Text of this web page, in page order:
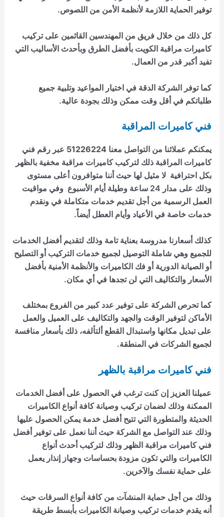
توفير الحماية اللازمة لأنظمة الأمن من اللصوص.
كل ذلك من خلال فريق من المهندسين القائمين على تركيب
كاميرات مراقبة الكويت بأفضل الطرق وبأحدث الأساليب التي
تفيد أكبر قدر من العمال.
كما توفر الشركة الدقة في اختيار المواعيد وتلبية جميع
طلباتكم في أقل وقت ممكن وذلك بجودة عالية.
فني كاميرات المراقبة
يمكنكم عملائنا من التواصل معنا 51226224 عبر رقم فني
كاميرات المراقبة ذلك لتركيب كاميرات مراقبة مخفية بالظهر
بكل احترافية لا مثيل لها حيث أننا متوافرون أعلى مستوى
وذلك على مدار 24 ساعة وطيلة أيام الأسبوع وفي مواقيت
العمل الرسمية من أجل تقديم خدمات متكاملة في ونقدم
خدمات خاصة في الأعياد وأيام العطل أيضاً.
كذلك أسعارنا مدروسة بعناية تامة وذلك لتقديم أفضل الخدمات
للجميع وهي شاملة التوصيل لجميع خدمات التركيب أو التصليح
أو الصيانة الدورية أو فك الكاميرات والأنظمة الأمنية بأفضل
الأسعار والتكاليف التي لن تجدها في أي مكان.
كما تحرص الشركة على توفير عدد كبير من الفروع بمختلف
الأماكن لتوفير الوقت والجهد والتكاليف على العميل والعمل
على تبديل مكانها واستبدال القطع ألتألفه، ذلك بأسعار منافسة
لجميع الشركات في المنطقة.
فني كاميرات مراقبة بالظهر
عميلنا العزيز إن كنت ترغب في الحصول على أفضل الخدمات
الممكنة وذلك لضمان تركيب وصيانة كافة أنواع الكاميرات
الحديثة والمتطورة التي تتيح أفضل خدمة يمكن الحصول عليها
وذلك عند التواصل مع الشركة حيث أننا نعمل على توفير أفضل
فني كاميرات مراقبة الظهر وذلك لتركيب أحدث أنواع
الكاميرات والتي تكون مزودة بحساسات وجهاز إنذار يعمل
على حماية نفسك والآخرين.
وذلك من أجل حماية المنشآت من كافة أنواع السرقات حيث
أنه يقدم خدمات تركيب وصيانة الكاميرات بأبسط طريقة